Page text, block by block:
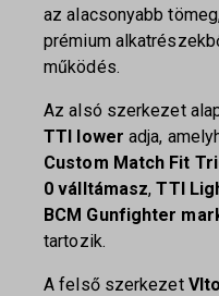
az alacsonyabb
prémium
működés.
Az alsó szerkezet
TTI lower adja,
Custom Match Fit
0 válltámasz,TTI
BCM Gunfighter
tartozik.
A felső szerkezet